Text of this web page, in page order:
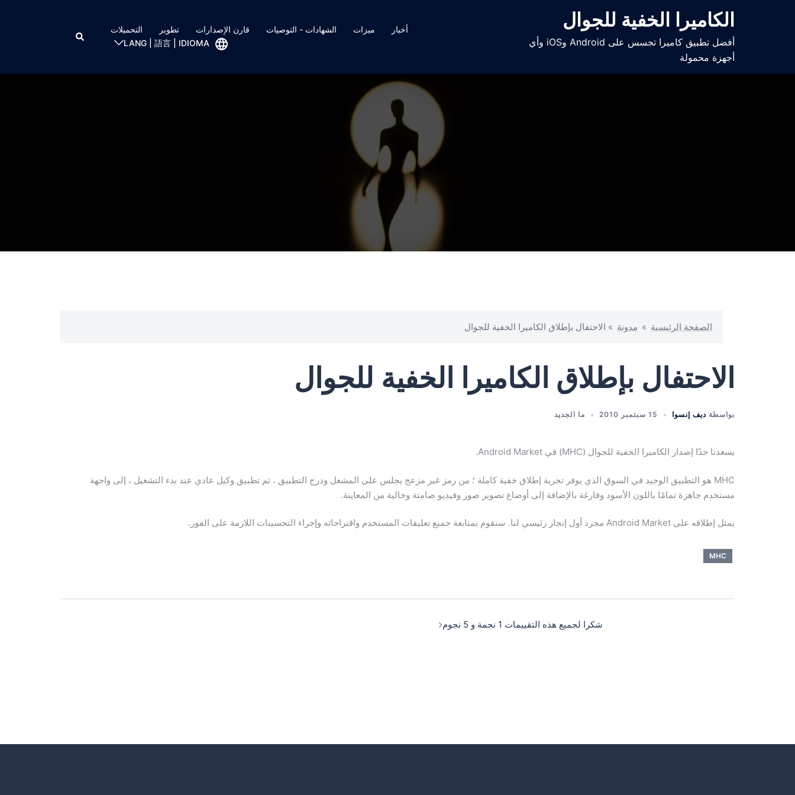
الكاميرا الخفية للجوال
أفضل تطبيق كاميرا تجسس على Android وiOS وأي
أجهزة محمولة
أخبار ميزات الشهادات - التوصيات قارن الإصدارات تطوير
التحميلات
الصفحة الرئيسية » مدونة » الاحتفال بإطلاق الكاميرا الخفية للجوال
الاحتفال بإطلاق الكاميرا الخفية للجوال
بواسطة ديف إنسوا 15 سبتمبر 2010 ما الجديد
يسعدنا جدًا إصدار الكاميرا الخفية للجوال (MHC) في Android Market.
MHC هو التطبيق الوحيد في السوق الذي يوفر تجربة إطلاق خفية كاملة ؛ من رمز غير مزعج يجلس على المشغل ودرج التطبيق ، ثم تطبيق وكيل عادي عند بدء التشغيل ، إلى واجهة
مستخدم جاهزة تمامًا باللون الأسود وفارغة بالإضافة إلى أوضاع تصوير صور وفيديو صامتة وخالية من المعاينة.
يمثل إطلاقه على Android Market مجرد أول إنجاز رئيسي لنا. سنقوم بمتابعة جميع تعليقات المستخدم واقتراحاته وإجراء التحسينات اللازمة على الفور.
MHC
شكرا لجميع هذه التقييمات 1 نجمة و 5 نجوم